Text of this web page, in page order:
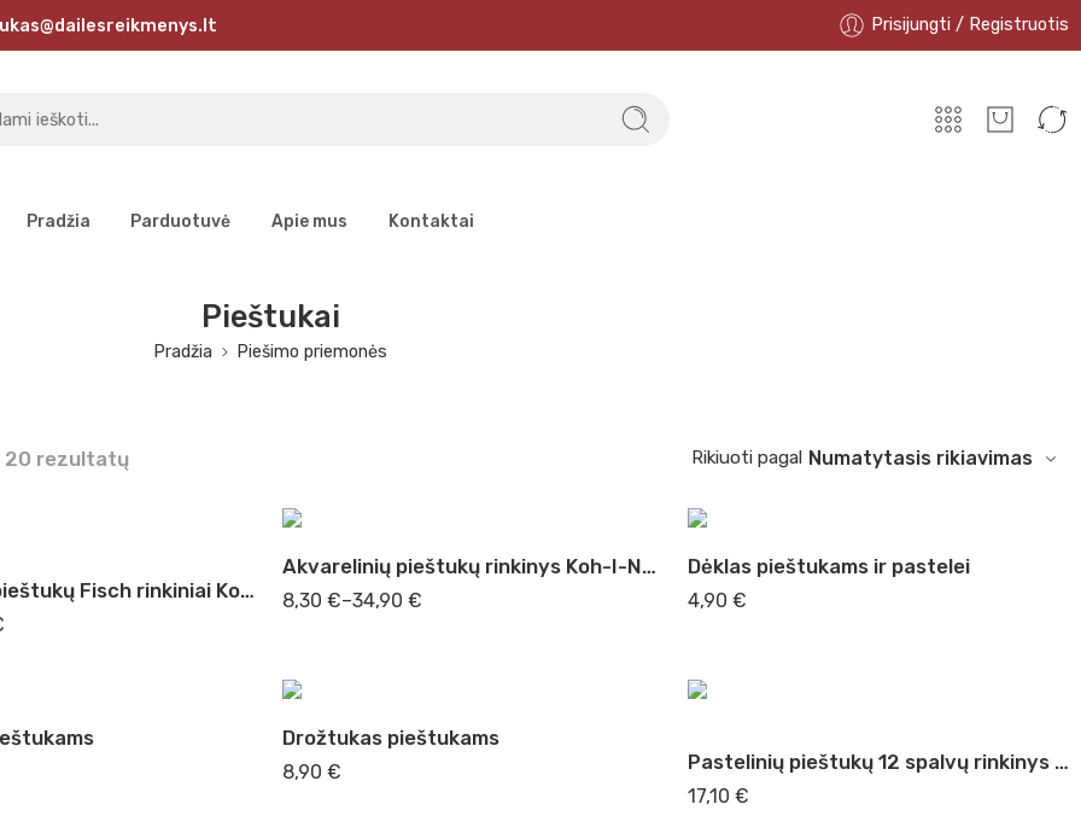
Prisijungti / Registruotis
Pradžia Parduotuvė Apie mus Kontaktai
Pieštukai
Pradžia Piešimo priemonės
20 rezultatų Rikiuoti pagal Numatytasis rikiavimas
Akvarelinių pieštukų Fisch rinkiniai Kooh-I-Noor
Akvarelinių pieštukų rinkinys Koh-I-Noor
8,30 €–34,90 €
Dėklas pieštukams ir pastelei
4,90 €
Drožtukas pieštukams
8,90 € Pastelinių pieštukų 12 spalvų rinkinys Kooh-I-Noor
17,10 €